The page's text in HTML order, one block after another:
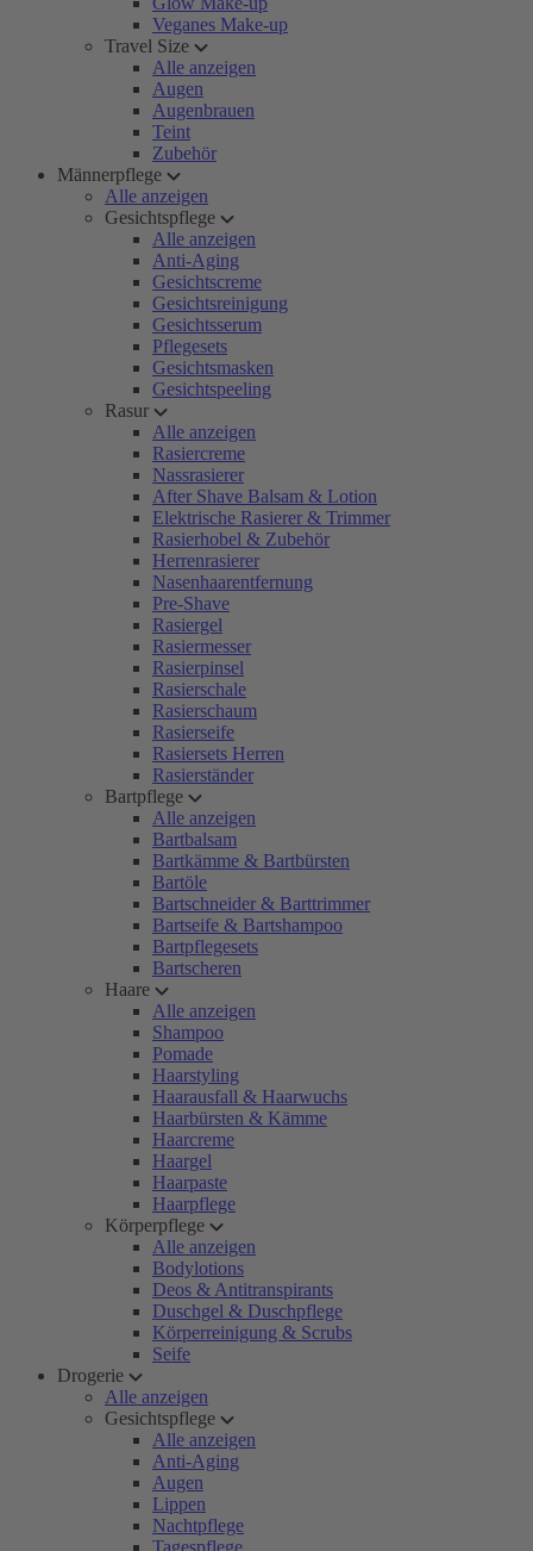
Veganes Make-up
Travel Size
Alle anzeigen
Augen
Augenbrauen
Teint
Zubehör
Männerpflege
Alle anzeigen
Gesichtspflege
Alle anzeigen
Anti-Aging
Gesichtscreme
Gesichtsreinigung
Gesichtsserum
Pflegesets
Gesichtsmasken
Gesichtspeeling
Rasur
Alle anzeigen
Rasiercreme
Nassrasierer
After Shave Balsam & Lotion
Elektrische Rasierer & Trimmer
Rasierhobel & Zubehör
Herrenrasierer
Nasenhaarentfernung
Pre-Shave
Rasiergel
Rasiermesser
Rasierpinsel
Rasierschale
Rasierschaum
Rasierseife
Rasiersets Herren
Rasierständer
Bartpflege
Alle anzeigen
Bartbalsam
Bartkämme & Bartbürsten
Bartöle
Bartschneider & Barttrimmer
Bartseife & Bartshampoo
Bartpflegesets
Bartscheren
Haare
Alle anzeigen
Shampoo
Pomade
Haarstyling
Haarausfall & Haarwuchs
Haarbürsten & Kämme
Haarcreme
Haargel
Haarpaste
Haarpflege
Körperpflege
Alle anzeigen
Bodylotions
Deos & Antitranspirants
Duschgel & Duschpflege
Körperreinigung & Scrubs
Seife
Drogerie
Alle anzeigen
Gesichtspflege
Alle anzeigen
Anti-Aging
Augen
Lippen
Nachtpflege
Tagespflege